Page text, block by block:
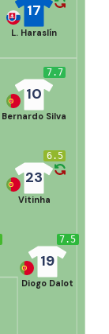
17
L. Haraslín
7.5
19
Diogo Dalot
6.5
23
Vitinha
7.7
10
Bernardo Silva